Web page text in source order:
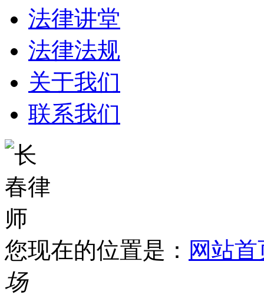
法律讲堂
法律法规
关于我们
联系我们
您现在的位置是： 网站首
场